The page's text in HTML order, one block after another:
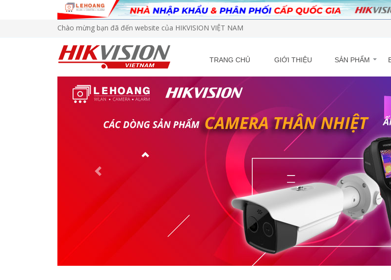
Chào mừng bạn đã đến website của HIKVISION VIỆT NAM
TRANG CHỦ GIỚI THIỆU SẢN PHẨM